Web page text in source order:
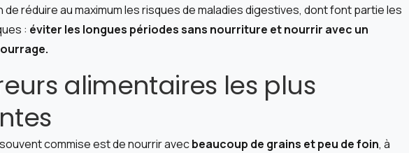
de réduire au maximum les risques de maladies digestives, dont font partie les
: éviter les longues périodes sans nourriture et nourrir avec un
alimentaires les plus
souvent commise est de nourrir avecbeaucoup de grains et peu de foin, à